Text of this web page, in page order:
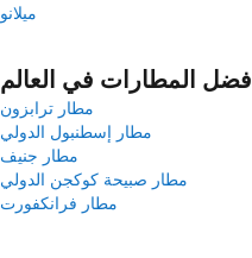
ميلانو
أفضل المطارات في العالم
مطار ترابزون
مطار إسطنبول الدولي
مطار جنيف
مطار صبيحة كوكجن الدولي
مطار فرانكفورت